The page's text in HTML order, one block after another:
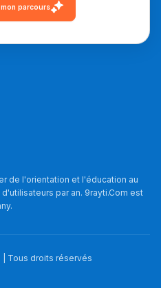
دليل التوجيه
باش تقدر تساعد الناس
يلقاو التوازن من الدّاخل
parcours
de l'orientation et l'éducation au
par an. 9rayti.Com est
.
| Tous droits réservés